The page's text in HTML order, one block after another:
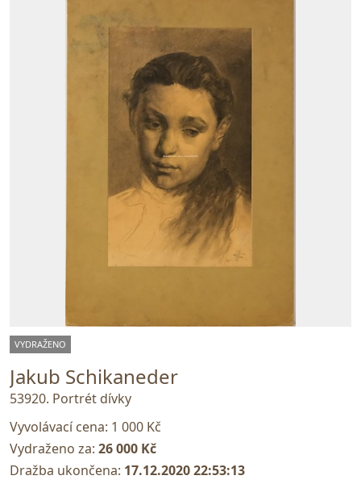
VYDRAŽENO
Jakub Schikaneder
53920. Portrét dívky
Vyvolávací cena: 1 000 Kč
Vydraženo za: 26 000 Kč
Dražba ukončena: 17.12.2020 22:53:13